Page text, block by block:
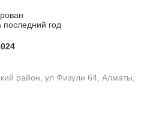
последний год
район, ул Физули 64, Алматы,